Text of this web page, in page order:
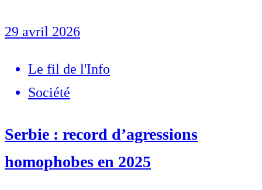
29 avril 2026
Le fil de l'Info
Société
Serbie : record d’agressions
homophobes en 2025